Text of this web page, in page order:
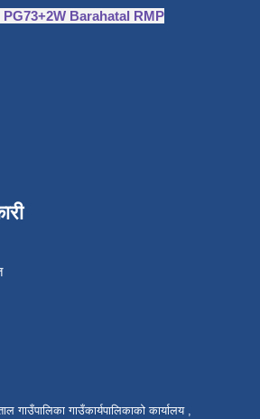
Barahatal RMP
गाउँपालिका गाउँकार्यपालिकाको कार्यालय ,